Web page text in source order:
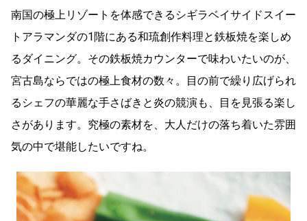
南国の極上リゾートを体感できるシギラベイサイドスイー
トアラマンダの1階にある和琉創作料理と鉄板焼を楽しめ
るダイニング。その鉄板焼カウンターで味わいたいのが、
宮古島ならではの極上食材の数々。目の前で繰り広げられ
るシェフの華麗な手さばきと炎の競演も、目を見張る楽し
さがあります。究極の素材を、大人だけの落ち着いた雰囲
気の中で堪能したいですね。